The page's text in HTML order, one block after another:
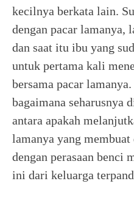
kecilnya berkata lain.
dengan pacar lamanya,
dan saat itu ibu yang
untuk pertama kali
bersama pacar
bagaimana seharusnya
antara apakah
lamanya yang
dengan perasaan benci
ini dari keluarga